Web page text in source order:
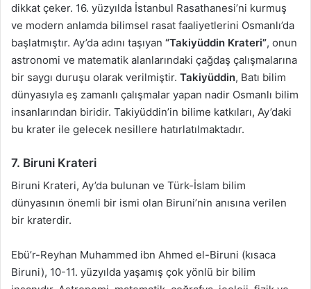
dikkat çeker. 16. yüzyılda İstanbul Rasathanesi’ni kurmuş
ve modern anlamda bilimsel rasat faaliyetlerini Osmanlı’da
başlatmıştır. Ay’da adını taşıyan “Takiyüddin Krateri”, onun
astronomi ve matematik alanlarındaki çağdaş çalışmalarına
bir saygı duruşu olarak verilmiştir. Takiyüddin, Batı bilim
dünyasıyla eş zamanlı çalışmalar yapan nadir Osmanlı bilim
insanlarından biridir. Takiyüddin’in bilime katkıları, Ay’daki
bu krater ile gelecek nesillere hatırlatılmaktadır.
7. Biruni Krateri
Biruni Krateri, Ay’da bulunan ve Türk-İslam bilim
dünyasının önemli bir ismi olan Biruni’nin anısına verilen
bir kraterdir.
Ebü’r-Reyhan Muhammed ibn Ahmed el-Biruni (kısaca
Biruni), 10-11. yüzyılda yaşamış çok yönlü bir bilim